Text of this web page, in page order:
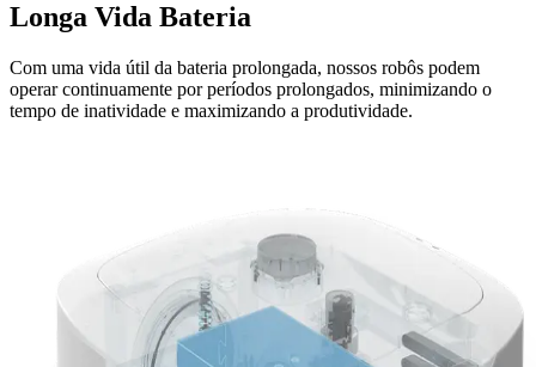
Longa Vida Bateria
Com uma vida útil da bateria prolongada, nossos robôs podem
operar continuamente por períodos prolongados, minimizando o
tempo de inatividade e maximizando a produtividade.